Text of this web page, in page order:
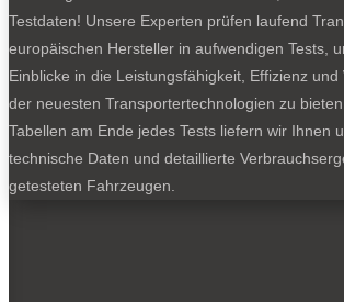
Testdaten! Unsere Experten prüfen laufend
europäischen Hersteller in aufwendigen Tests,
Einblicke in die Leistungsfähigkeit, Effizienz
der neuesten Transportertechnologien zu
Tabellen am Ende jedes Tests liefern wir Ihnen
technische Daten und detaillierte
getesteten Fahrzeugen.